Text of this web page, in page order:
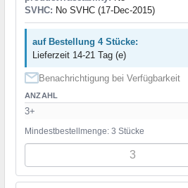
SVHC: No SVHC (17-Dec-2015)
auf Bestellung 4 Stücke:
Lieferzeit 14-21 Tag (e)
Benachrichtigung bei Verfügbarkeit
ANZAHL
3+
Mindestbestellmenge: 3 Stücke